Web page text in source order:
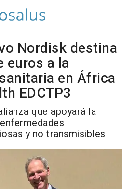
Nordisk destina
euros a la
en África
EDCTP3
que apoyará la
y no transmisibles